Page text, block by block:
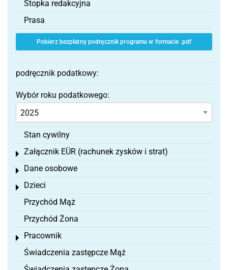
Stopka redakcyjna
Prasa
Pobierz bezpłatny podręcznik programu w formacie .pdf
podręcznik podatkowy:
Wybór roku podatkowego:
Stan cywilny
Załącznik EÜR (rachunek zysków i strat)
Toggle menu
Dane osobowe
Toggle menu
Dzieci
Toggle menu
Przychód Mąż
Przychód Żona
Pracownik
Toggle menu
Świadczenia zastępcze Mąż